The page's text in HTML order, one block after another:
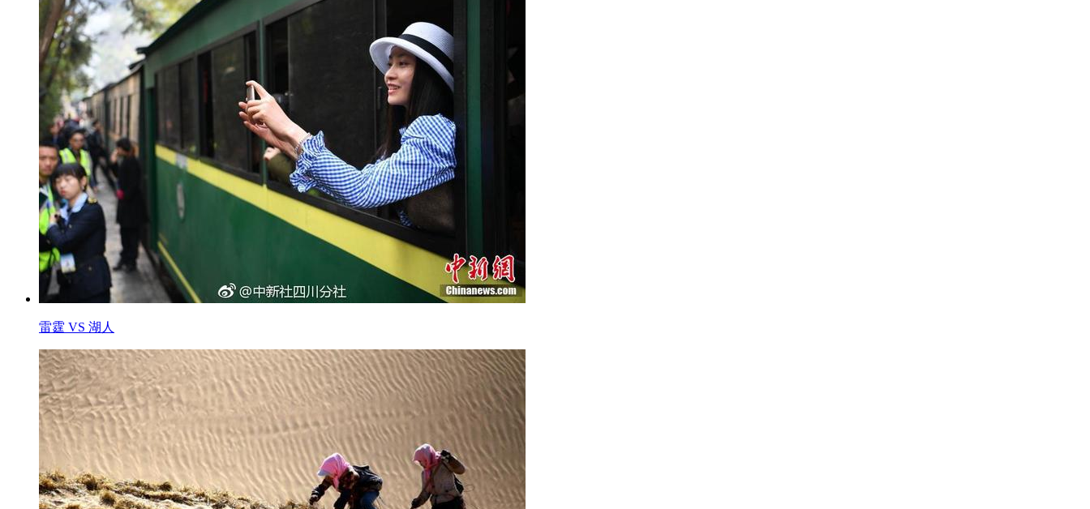
雷霆 VS 湖人